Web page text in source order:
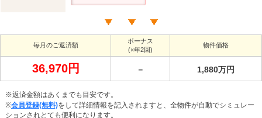
毎月のご返済額
ボーナス
(×年2回)
物件価格
36,970円 － 1,880万円
※返済金額はあくまでも目安です。
※会員登録(無料)をして詳細情報を記入されますと、全物件が自動でシミュレー
ションされとても便利になります。